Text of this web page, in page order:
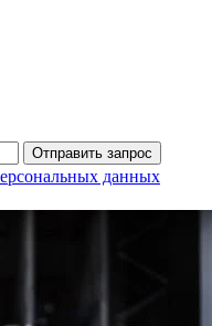
данных